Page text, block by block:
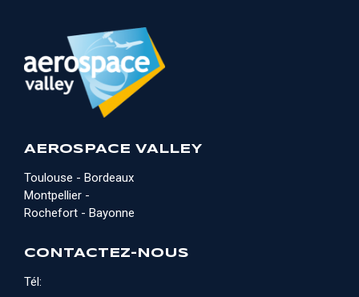
AEROSPACE VALLEY
Toulouse - Bordeaux
Montpellier -
Rochefort - Bayonne
CONTACTEZ-NOUS
Tél: